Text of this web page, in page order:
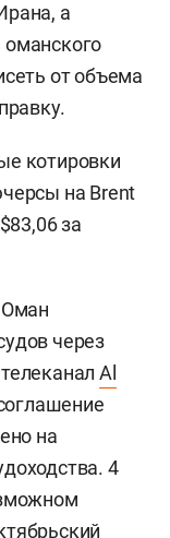
а
от объема
котировки
на Brent
за
Оман
через
Al
на
4